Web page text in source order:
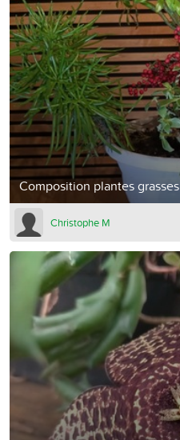
Composition plantes grasses
Christophe M